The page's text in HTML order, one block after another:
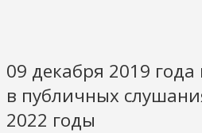
09 декабря 2019
в публичных
2022 годы